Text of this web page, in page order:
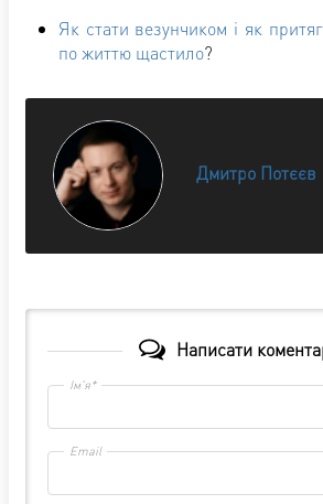
Як стати везунчиком і як
по життю щастило?
Дмитро Потєєв
Написати
Ім'я*
Email